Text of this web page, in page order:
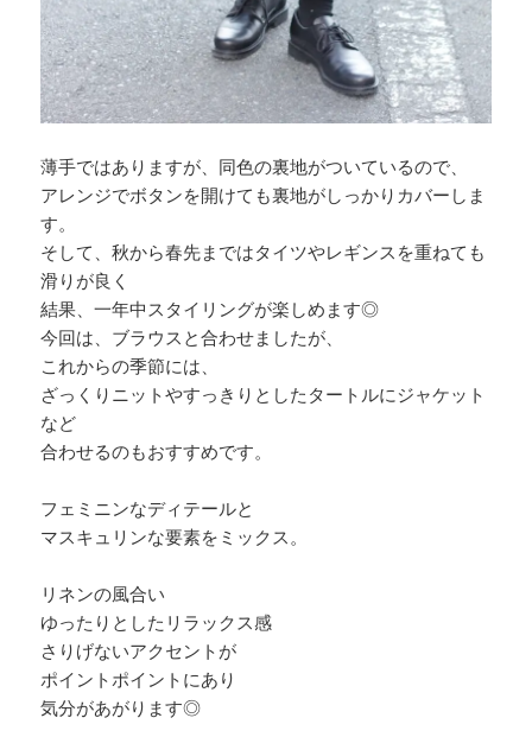
薄手ではありますが、同色の裏地がついているので、
アレンジでボタンを開けても裏地がしっかりカバーしま
す。
そして、秋から春先まではタイツやレギンスを重ねても
滑りが良く
結果、一年中スタイリングが楽しめます◎
今回は、ブラウスと合わせましたが、
これからの季節には、
ざっくりニットやすっきりとしたタートルにジャケット
など
合わせるのもおすすめです。
フェミニンなディテールと
マスキュリンな要素をミックス。
リネンの風合い
ゆったりとしたリラックス感
さりげないアクセントが
ポイントポイントにあり
気分があがります◎